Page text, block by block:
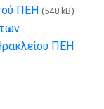
ΠΕΗ (548 kB)
ΠΕΗ